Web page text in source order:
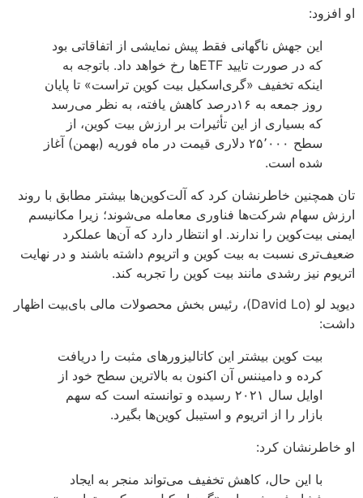
او افزود:
این جهش ناگهانی فقط پیش نمایشی از اتفاقاتی بود
که در صورت تایید ETFها رخ خواهد داد. باتوجه به
اینکه تخفیف «گری‌اسکیل بیت کوین تراست» تا پایان
روز جمعه به ۱۶درصد کاهش یافته، به نظر می‌رسد
که بسیاری از این تأثیرات بر ارزش بیت کوین، از
سطح ۲۵٬۰۰۰ دلاری قیمت در ماه فوریه (بهمن) آغاز
شده است.
تان همچنین خاطرنشان کرد که آلت‌کوین‌ها بیشتر مطابق با روند
ارزش سهام شرکت‌ها فناوری معامله می‌شوند؛ زیرا مکانیسم
ایمنی بیت‌کوین را ندارند. او انتظار دارد که آن‌ها عملکرد
ضعیف‌تری نسبت به بیت کوین و اتریوم داشته باشند و در نهایت
اتریوم نیز رشدی مانند بیت کوین را تجربه کند.
دیوید لو (David Lo)، رئیس بخش محصولات مالی بای‌بیت اظهار
داشت:
بیت کوین بیشتر این کاتالیزورهای مثبت را دریافت
کرده و دامیننس آن اکنون به بالاترین سطح خود از
اوایل سال ۲۰۲۱ رسیده و توانسته است که سهم
بازار را از اتریوم و استیبل کوین‌ها بگیرد.
او خاطرنشان کرد:
با این حال، کاهش تخفیف می‌تواند منجر به ایجاد